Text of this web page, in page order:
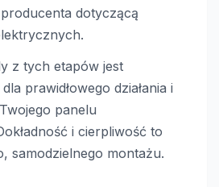
dotyczącą
z tych etapów jest
prawidłowego działania i
panelu
i cierpliwość to
samodzielnego montażu.